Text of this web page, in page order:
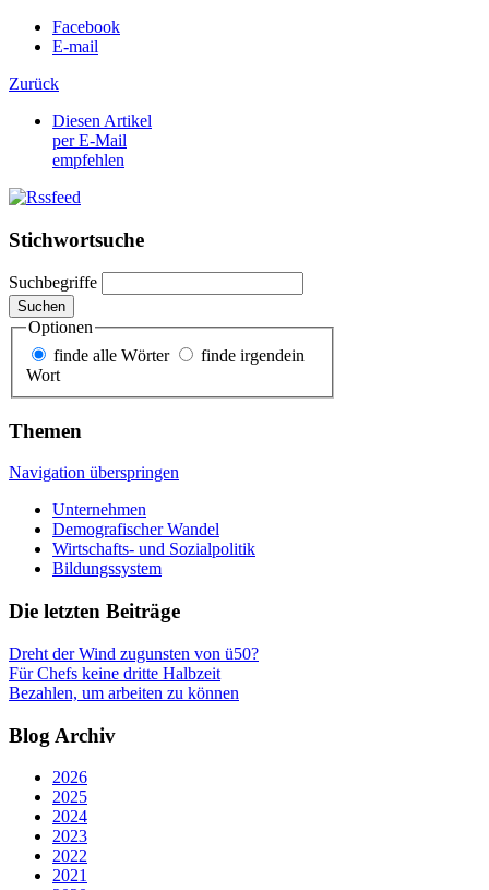
Facebook
E-mail
Zurück
Diesen Artikel
per E-Mail
empfehlen
Stichwortsuche
Suchbegriffe
Suchen
Optionen
finde alle Wörter
finde irgendein
Wort
Themen
Navigation überspringen
Unternehmen
Demografischer Wandel
Wirtschafts- und Sozialpolitik
Bildungssystem
Die letzten Beiträge
Dreht der Wind zugunsten von ü50?
Für Chefs keine dritte Halbzeit
Bezahlen, um arbeiten zu können
Blog Archiv
2026
2025
2024
2023
2022
2021